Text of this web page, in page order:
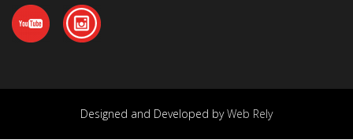
Designed and Developed byWeb Rely